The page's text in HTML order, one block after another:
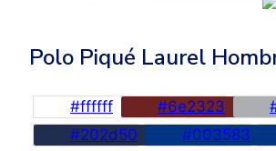
Polo Piqué Laurel
#ffffff #6e2323
#202d50
#003583